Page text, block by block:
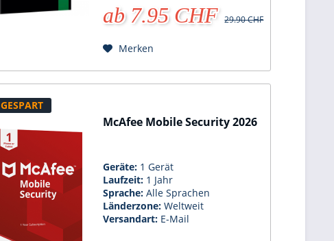
ab 7.95 CHF 29.90 CHF
Merken
GESPART
McAfee Mobile Security 2026
Geräte: 1 Gerät
Laufzeit: 1 Jahr
Sprache:Alle Sprachen
Länderzone:Weltweit
Versandart: E-Mail